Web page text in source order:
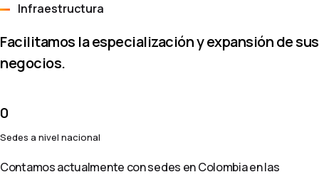
Infraestructura
Facilitamos la especialización y expansión de sus
negocios.
0
Sedes a nivel nacional
Contamos actualmente con sedes en Colombia en las